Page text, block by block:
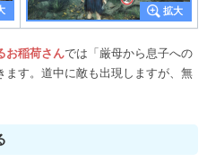
お稲荷さんでは「厳母から息子への
す。道中に敵も出現しますが、無